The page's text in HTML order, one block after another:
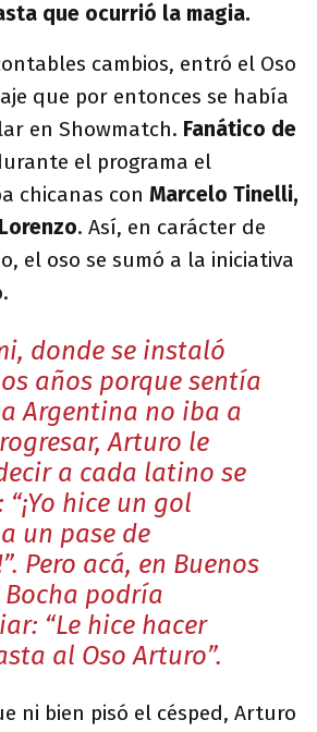
que ocurrió la magia.
cambios, entró el Oso
que por entonces se había
en Showmatch. Fanático de
el programa el
chicanas con Marcelo Tinelli,
. Así, en carácter de
el oso se sumó a la iniciativa
donde se instaló
años porque sentía
Argentina no iba a
Arturo le
a cada latino se
“¡Yo hice un gol
un pase de
Pero acá, en Buenos
Bocha podría
“Le hice hacer
al Oso Arturo”.
ni bien pisó el césped, Arturo